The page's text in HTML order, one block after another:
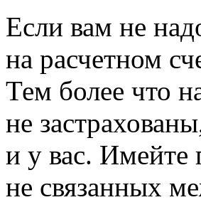
Если вам не
на расчетном
Тем более что
не
и у вас. Имейте
не связанных